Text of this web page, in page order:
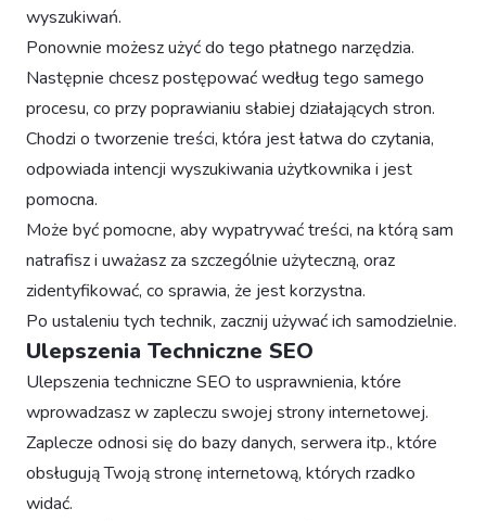
wyszukiwań.
Ponownie możesz użyć do tego płatnego narzędzia.
Następnie chcesz postępować według tego samego
procesu, co przy poprawianiu słabiej działających stron.
Chodzi o tworzenie treści, która jest łatwa do czytania,
odpowiada intencji wyszukiwania użytkownika i jest
pomocna.
Może być pomocne, aby wypatrywać treści, na którą sam
natrafisz i uważasz za szczególnie użyteczną, oraz
zidentyfikować, co sprawia, że jest korzystna.
Po ustaleniu tych technik, zacznij używać ich samodzielnie.
Ulepszenia Techniczne SEO
Ulepszenia techniczne SEO to usprawnienia, które
wprowadzasz w zapleczu swojej strony internetowej.
Zaplecze odnosi się do bazy danych, serwera itp., które
obsługują Twoją stronę internetową, których rzadko
widać.